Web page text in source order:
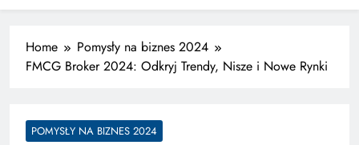
Home
Pomysły na biznes 2024
FMCG Broker 2024: Odkryj Trendy, Nisze i Nowe Rynki
POMYSŁY NA BIZNES 2024